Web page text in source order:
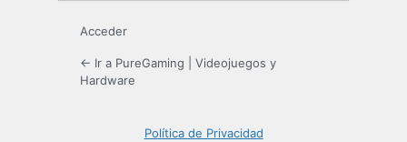
Acceder
← Ir a PureGaming | Videojuegos y
Hardware
Política de Privacidad